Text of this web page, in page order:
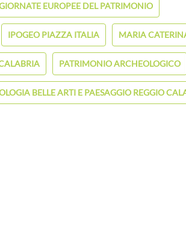
EUROPEE DEL PATRIMONIO
IPOGEO PIAZZA ITALIA MARIA
PATRIMONIO ARCHEOLOGICO
BELLE ARTI E PAESAGGIO REGGIO